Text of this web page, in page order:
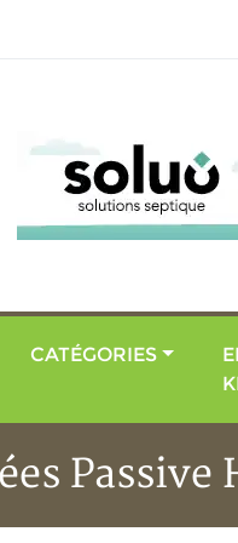
CATÉGORIES
Passive